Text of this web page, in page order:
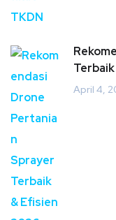
April 4,